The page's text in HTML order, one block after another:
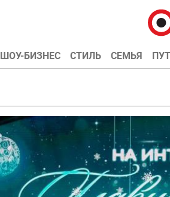
ШОУ-БИЗНЕС СТИЛЬ СЕМЬЯ